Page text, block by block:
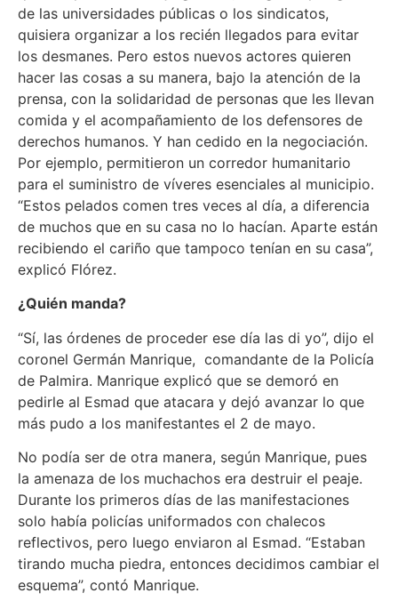
de las universidades públicas o los sindicatos,
quisiera organizar a los recién llegados para evitar
los desmanes. Pero estos nuevos actores quieren
hacer las cosas a su manera, bajo la atención de la
prensa, con la solidaridad de personas que les llevan
comida y el acompañamiento de los defensores de
derechos humanos. Y han cedido en la negociación.
Por ejemplo, permitieron un corredor humanitario
para el suministro de víveres esenciales al municipio.
“Estos pelados comen tres veces al día, a diferencia
de muchos que en su casa no lo hacían. Aparte están
recibiendo el cariño que tampoco tenían en su casa”,
explicó Flórez.
¿Quién manda?
“Sí, las órdenes de proceder ese día las di yo”, dijo el
coronel Germán Manrique, comandante de la Policía
de Palmira. Manrique explicó que se demoró en
pedirle al Esmad que atacara y dejó avanzar lo que
más pudo a los manifestantes el 2 de mayo.
No podía ser de otra manera, según Manrique, pues
la amenaza de los muchachos era destruir el peaje.
Durante los primeros días de las manifestaciones
solo había policías uniformados con chalecos
reflectivos, pero luego enviaron al Esmad. “Estaban
tirando mucha piedra, entonces decidimos cambiar el
esquema”, contó Manrique.